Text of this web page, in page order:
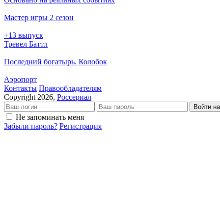
Мастер игры 2 сезон
+13 выпуск
Тревел Баттл
Последний богатырь. Колобок
Аэропорт
Кон­так­ты Пра­во­об­ла­да­те­лям
Copyright 2026, Россериал
Войти
Не запоминать меня
Забыли пароль? Регистрация